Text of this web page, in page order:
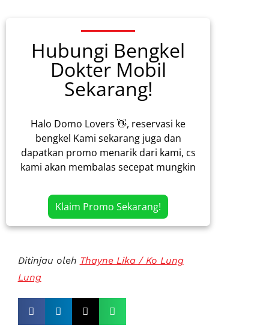
Hubungi Bengkel
Dokter Mobil
Sekarang!
Halo Domo Lovers 👋, reservasi ke
bengkel Kami sekarang juga dan
dapatkan promo menarik dari kami, cs
kami akan membalas secepat mungkin
Klaim Promo Sekarang!
Ditinjau oleh Thayne Lika / Ko Lung
Lung